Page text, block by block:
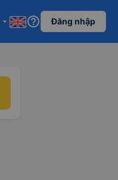
arrow_drop_down help_outline Đăng nhập